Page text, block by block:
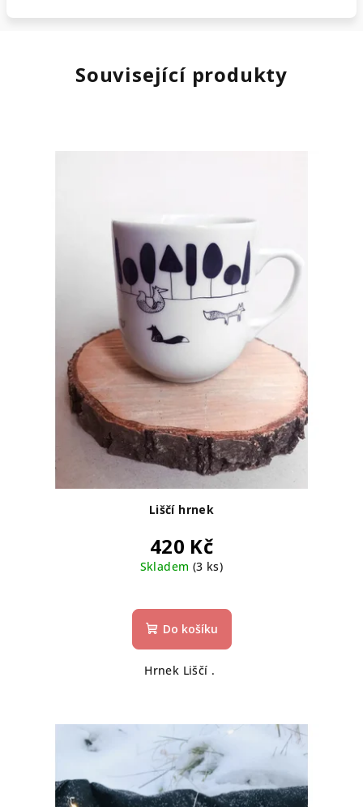
Související produkty
Liščí hrnek
420 Kč
Skladem (3 ks)
Do košíku
Hrnek Liščí .